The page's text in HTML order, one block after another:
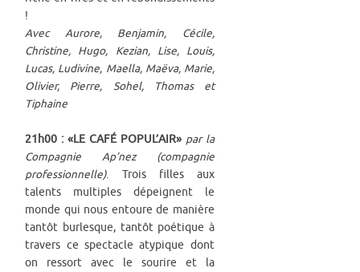
!
Avec Aurore, Benjamin, Cécile,
Christine, Hugo, Kezian, Lise, Louis,
Lucas, Ludivine, Maella, Maëva, Marie,
Olivier, Pierre, Sohel, Thomas et
Tiphaine
21h00 : «LE CAFÉ POPUL’AIR» par la
Compagnie Ap’nez (compagnie
professionnelle). Trois filles aux
talents multiples dépeignent le
monde qui nous entoure de manière
tantôt burlesque, tantôt poétique à
travers ce spectacle atypique dont
on ressort avec le sourire et la